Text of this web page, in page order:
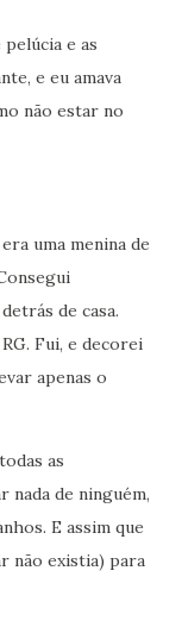
e as
e eu amava
não estar no
uma menina de
de casa.
Fui, e decorei
apenas o
as
nada de ninguém,
E assim que
não existia) para